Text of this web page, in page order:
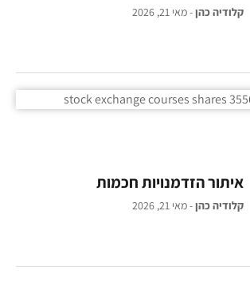
קלודיה כהן מאי 21, 2026
איתור הזדמנויות חכמות
קלודיה כהן מאי 21, 2026